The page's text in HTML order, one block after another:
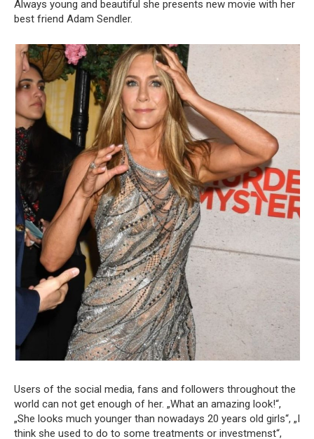
Always young and beautiful she presents new movie with her
best friend Adam Sendler.
Users of the social media, fans and followers throughout the
world can not get enough of her. „What an amazing look!“,
„She looks much younger than nowadays 20 years old girls“, „I
think she used to do to some treatments or investmenst“,